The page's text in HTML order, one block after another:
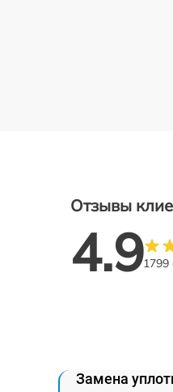
Отзывы
4.91799
Замена